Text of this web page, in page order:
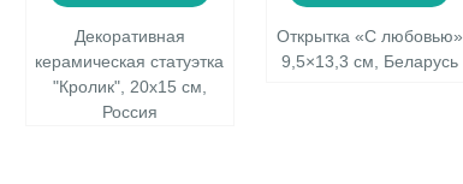
Декоративная
керамическая статуэтка
"Кролик", 20х15 см,
Россия
Открытка «С любовью»
9,5×13,3 см, Беларусь